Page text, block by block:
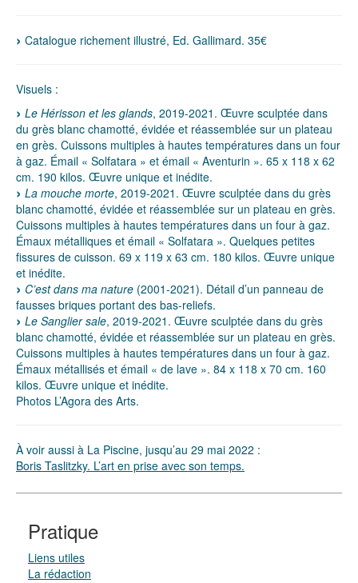
Catalogue richement illustré, Ed. Gallimard. 35€
Visuels :
Le Hérisson et les glands, 2019-2021. Œuvre sculptée dans
du grès blanc chamotté, évidée et réassemblée sur un plateau
en grès. Cuissons multiples à hautes températures dans un four
à gaz. Émail « Solfatara » et émail « Aventurin ». 65 x 118 x 62
cm. 190 kilos. Œuvre unique et inédite.
La mouche morte, 2019-2021. Œuvre sculptée dans du grès
blanc chamotté, évidée et réassemblée sur un plateau en grès.
Cuissons multiples à hautes températures dans un four à gaz.
Émaux métalliques et émail « Solfatara ». Quelques petites
fissures de cuisson. 69 x 119 x 63 cm. 180 kilos. Œuvre unique
et inédite.
C’est dans ma nature (2001-2021). Détail d’un panneau de
fausses briques portant des bas-reliefs.
Le Sanglier sale, 2019-2021. Œuvre sculptée dans du grès
blanc chamotté, évidée et réassemblée sur un plateau en grès.
Cuissons multiples à hautes températures dans un four à gaz.
Émaux métallisés et émail « de lave ». 84 x 118 x 70 cm. 160
kilos. Œuvre unique et inédite.
Photos L’Agora des Arts.
À voir aussi à La Piscine, jusqu’au 29 mai 2022 :
Boris Taslitzky. L’art en prise avec son temps.
Pratique
Liens utiles
La rédaction